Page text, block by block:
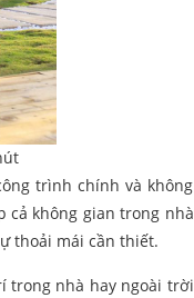
trình chính và không
cả không gian trong nhà
thoải mái cần thiết.
trong nhà hay ngoài trời